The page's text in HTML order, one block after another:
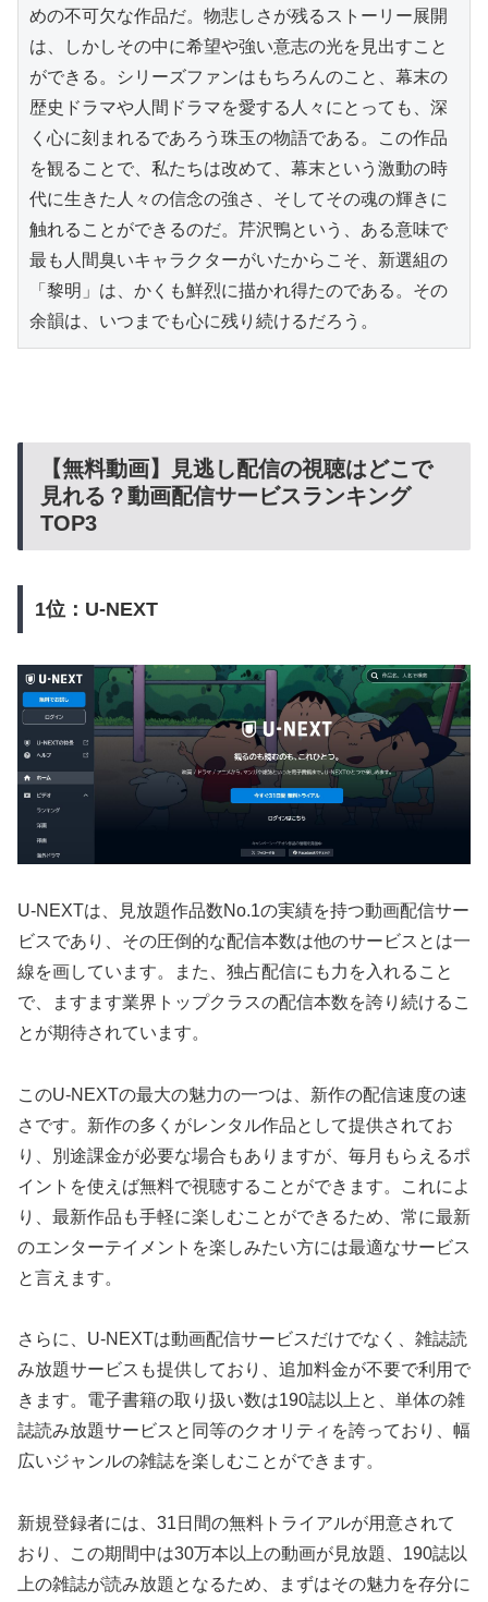
めの不可欠な作品だ。物悲しさが残るストーリー展開
は、しかしその中に希望や強い意志の光を見出すこと
ができる。シリーズファンはもちろんのこと、幕末の
歴史ドラマや人間ドラマを愛する人々にとっても、深
く心に刻まれるであろう珠玉の物語である。この作品
を観ることで、私たちは改めて、幕末という激動の時
代に生きた人々の信念の強さ、そしてその魂の輝きに
触れることができるのだ。芹沢鴨という、ある意味で
最も人間臭いキャラクターがいたからこそ、新選組の
「黎明」は、かくも鮮烈に描かれ得たのである。その
余韻は、いつまでも心に残り続けるだろう。
【無料動画】見逃し配信の視聴はどこで
見れる？動画配信サービスランキング
TOP3
1位：U-NEXT
U-NEXTは、見放題作品数No.1の実績を持つ動画配信サー
ビスであり、その圧倒的な配信本数は他のサービスとは一
線を画しています。また、独占配信にも力を入れること
で、ますます業界トップクラスの配信本数を誇り続けるこ
とが期待されています。
このU-NEXTの最大の魅力の一つは、新作の配信速度の速
さです。新作の多くがレンタル作品として提供されてお
り、別途課金が必要な場合もありますが、毎月もらえるポ
イントを使えば無料で視聴することができます。これによ
り、最新作品も手軽に楽しむことができるため、常に最新
のエンターテイメントを楽しみたい方には最適なサービス
と言えます。
さらに、U-NEXTは動画配信サービスだけでなく、雑誌読
み放題サービスも提供しており、追加料金が不要で利用で
きます。電子書籍の取り扱い数は190誌以上と、単体の雑
誌読み放題サービスと同等のクオリティを誇っており、幅
広いジャンルの雑誌を楽しむことができます。
新規登録者には、31日間の無料トライアルが用意されて
おり、この期間中は30万本以上の動画が見放題、190誌以
上の雑誌が読み放題となるため、まずはその魅力を存分に